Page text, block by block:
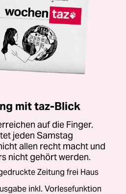
mit taz-Blick
auf die Finger.
jeden Samstag
allen recht macht und
nicht gehört werden.
Zeitung frei Haus
inkl. Vorlesefunktion